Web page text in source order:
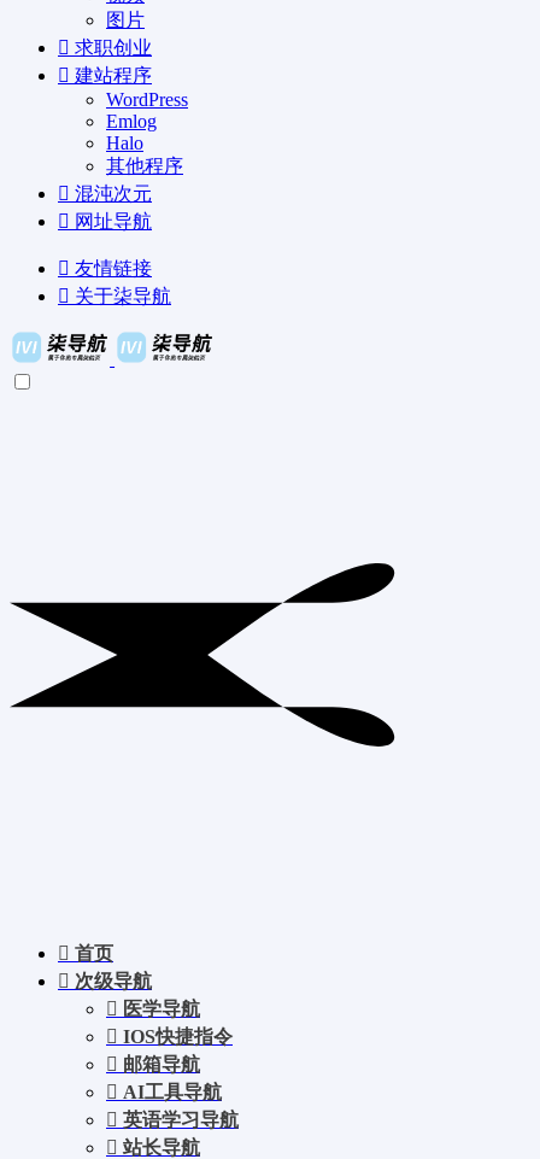
图片
求职创业
建站程序
WordPress
Emlog
Halo
其他程序
混沌次元
网址导航
友情链接
关于柒导航
首页
次级导航
医学导航
IOS快捷指令
邮箱导航
AI工具导航
英语学习导航
站长导航